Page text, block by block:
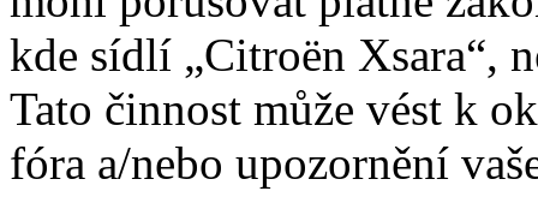
kde sídlí „Citroën Xsara“,
Tato činnost může vést k
fóra a/nebo upozornění